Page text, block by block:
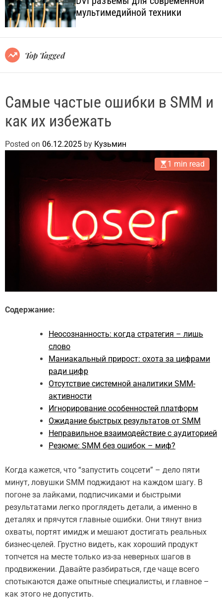
l
.
c
o
m
o
l
e
мультимедийной техники
Top Tagged
Самые частые ошибки в SMM и
как их избежать
Posted on 06.12.2025 by Кузьмин
1 min read
Содержание:
Неосознанность: когда стратегия – лишь
слово
Маниакальный прирост: охота за цифрами
ради цифр
Отсутствие системной аналитики SMM-
активности
Игнорирование особенностей платформ
Ожидание быстрых результатов от SMM
Неправильное взаимодействие с аудиторией
Резюме: SMM без ошибок – миф?
Когда кажется, что “запустить соцсети” – дело пяти
минут, ловушки SMM поджидают на каждом шагу. В
погоне за лайками, подписчиками и быстрыми
результатами легко проглядеть детали, а именно в
деталях и прячутся главные ошибки. Они тянут вниз
охваты, портят имидж и мешают достигать реальных
бизнес-целей. Грустно видеть, как хороший продукт
топчется на месте только из-за неверных шагов в
продвижении. Давайте разбираться, где чаще всего
спотыкаются даже опытные специалисты, и главное –
как этого не допустить.